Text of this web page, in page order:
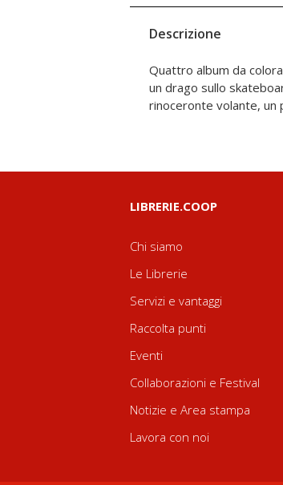
Descrizione
Quattro album da
un drago sullo
rinoceronte volante, un
possibile in questi
LIBRERIE.COOP
Chi siamo
Le Librerie
Servizi e vantaggi
Raccolta punti
Eventi
Collaborazioni e Festival
Notizie e Area stampa
Lavora con noi